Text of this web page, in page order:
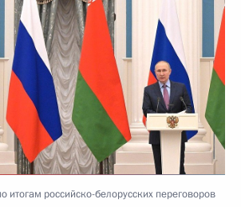
итогам российско-белорусских переговоров